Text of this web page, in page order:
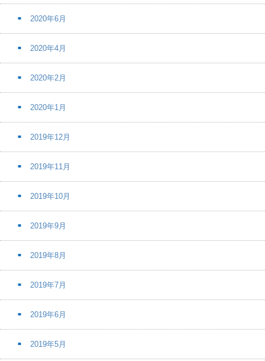
2020年6月
2020年4月
2020年2月
2020年1月
2019年12月
2019年11月
2019年10月
2019年9月
2019年8月
2019年7月
2019年6月
2019年5月